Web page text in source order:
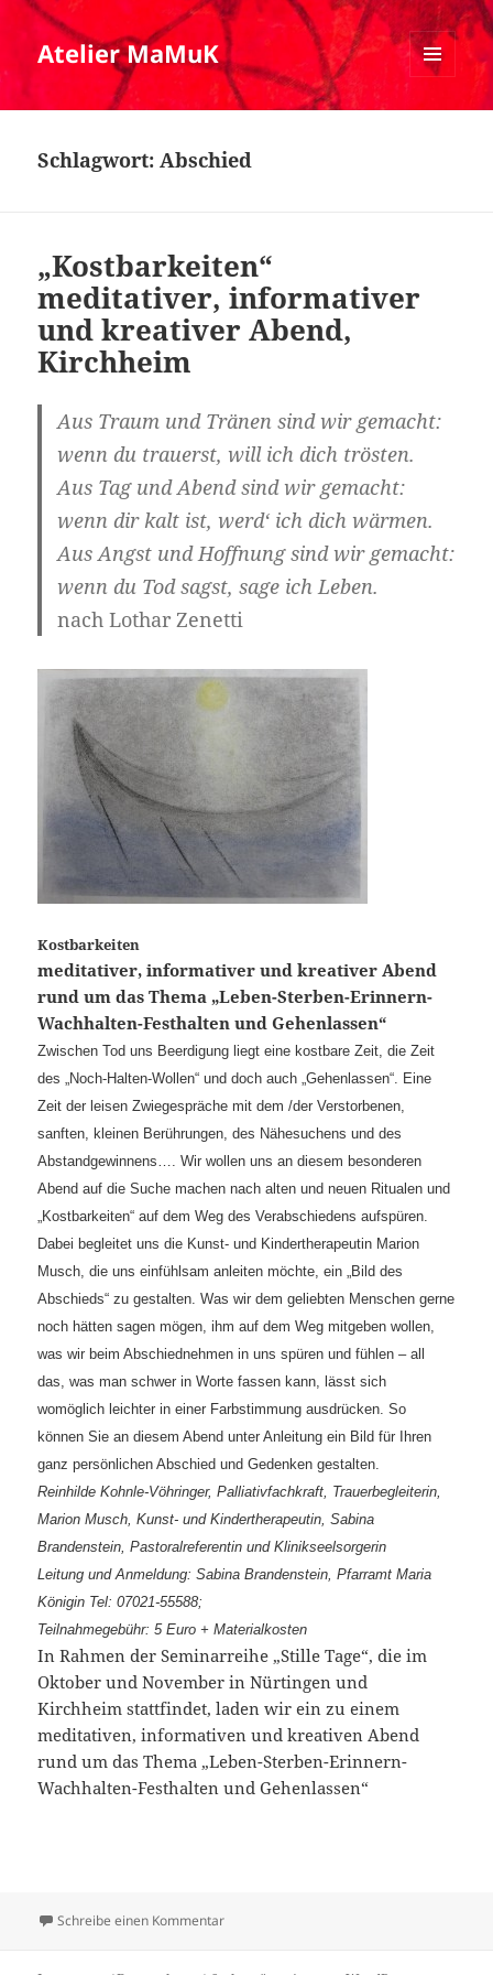
Atelier MaMuK
Schlagwort:Abschied
„Kostbarkeiten“
meditativer, informativer
und kreativer Abend,
Kirchheim
Aus Traum und Tränen sind wir gemacht:
wenn du trauerst, will ich dich trösten.
Aus Tag und Abend sind wir gemacht:
wenn dir kalt ist, werd‘ ich dich wärmen.
Aus Angst und Hoffnung sind wir gemacht:
wenn du Tod sagst, sage ich Leben.
nach Lothar Zenetti
Kostbarkeiten
meditativer, informativer und kreativer Abend
rund um das Thema „Leben-Sterben-Erinnern-
Wachhalten-Festhalten und Gehenlassen“
Zwischen Tod uns Beerdigung liegt eine kostbare Zeit, die Zeit
des „Noch-Halten-Wollen“ und doch auch „Gehenlassen“. Eine
Zeit der leisen Zwiegespräche mit dem /der Verstorbenen,
sanften, kleinen Berührungen, des Nähesuchens und des
Abstandgewinnens…. Wir wollen uns an diesem besonderen
Abend auf die Suche machen nach alten und neuen Ritualen und
„Kostbarkeiten“ auf dem Weg des Verabschiedens aufspüren.
Dabei begleitet uns die Kunst- und Kindertherapeutin Marion
Musch, die uns einfühlsam anleiten möchte, ein „Bild des
Abschieds“ zu gestalten. Was wir dem geliebten Menschen gerne
noch hätten sagen mögen, ihm auf dem Weg mitgeben wollen,
was wir beim Abschiednehmen in uns spüren und fühlen – all
das, was man schwer in Worte fassen kann, lässt sich
womöglich leichter in einer Farbstimmung ausdrücken. So
können Sie an diesem Abend unter Anleitung ein Bild für Ihren
ganz persönlichen Abschied und Gedenken gestalten.
Reinhilde Kohnle-Vöhringer, Palliativfachkraft, Trauerbegleiterin,
Marion Musch, Kunst- und Kindertherapeutin, Sabina
Brandenstein, Pastoralreferentin und Klinikseelsorgerin
Leitung und Anmeldung: Sabina Brandenstein, Pfarramt Maria
Königin Tel: 07021-55588;
Teilnahmegebühr: 5 Euro + Materialkosten
In Rahmen der Seminarreihe „Stille Tage“, die im
Oktober und November in Nürtingen und
Kirchheim stattfindet, laden wir ein zu einem
meditativen, informativen und kreativen Abend
rund um das Thema „Leben-Sterben-Erinnern-
Wachhalten-Festhalten und Gehenlassen“
Schreibe einen Kommentarzu „Kostbarkeiten“ meditativer,